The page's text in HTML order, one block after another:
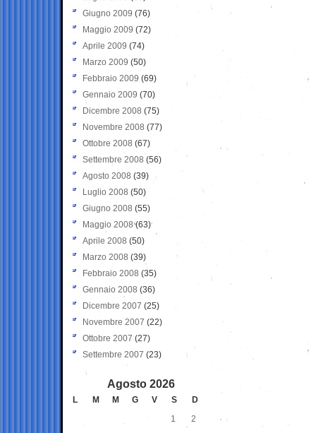
Giugno 2009 (76)
Maggio 2009 (72)
Aprile 2009 (74)
Marzo 2009 (50)
Febbraio 2009 (69)
Gennaio 2009 (70)
Dicembre 2008 (75)
Novembre 2008 (77)
Ottobre 2008 (67)
Settembre 2008 (56)
Agosto 2008 (39)
Luglio 2008 (50)
Giugno 2008 (55)
Maggio 2008(63)
Aprile 2008 (50)
Marzo 2008 (39)
Febbraio 2008 (35)
Gennaio 2008 (36)
Dicembre 2007 (25)
Novembre 2007 (22)
Ottobre 2007 (27)
Settembre 2007 (23)
Agosto 2026
L M M G V S
D
1
2